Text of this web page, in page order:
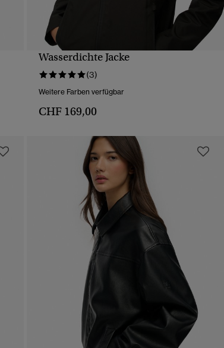
Wasserdichte Jacke
(3)
Weitere Farben verfügbar
CHF 169,00